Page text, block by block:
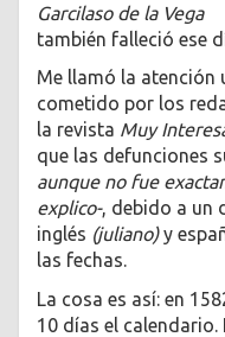
Garcilaso de la Vega
también falleció ese
Me llamó la atención
cometido por los
la revista Muy
que las defunciones
aunque no fue
explico-, debido a un
inglés (juliano)y
las fechas.
La cosa es así: en
10 días el calendario.